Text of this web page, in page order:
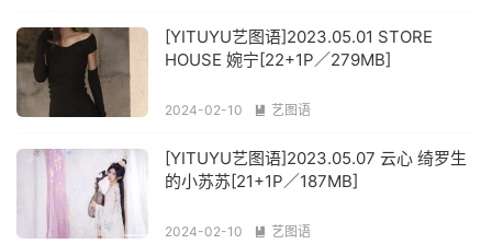
[YITUYU艺图语]2023.05.01 STORE
HOUSE 婉宁[22+1P／279MB]
2024-02-10  艺图语
[YITUYU艺图语]2023.05.07 云心 绮罗生
的小苏苏[21+1P／187MB]
2024-02-10  艺图语